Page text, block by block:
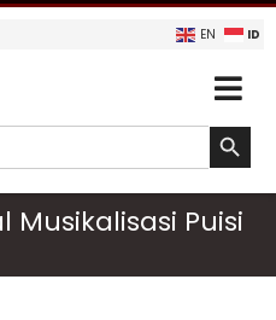
EN ID
SEARCH
Musikalisasi Puisi